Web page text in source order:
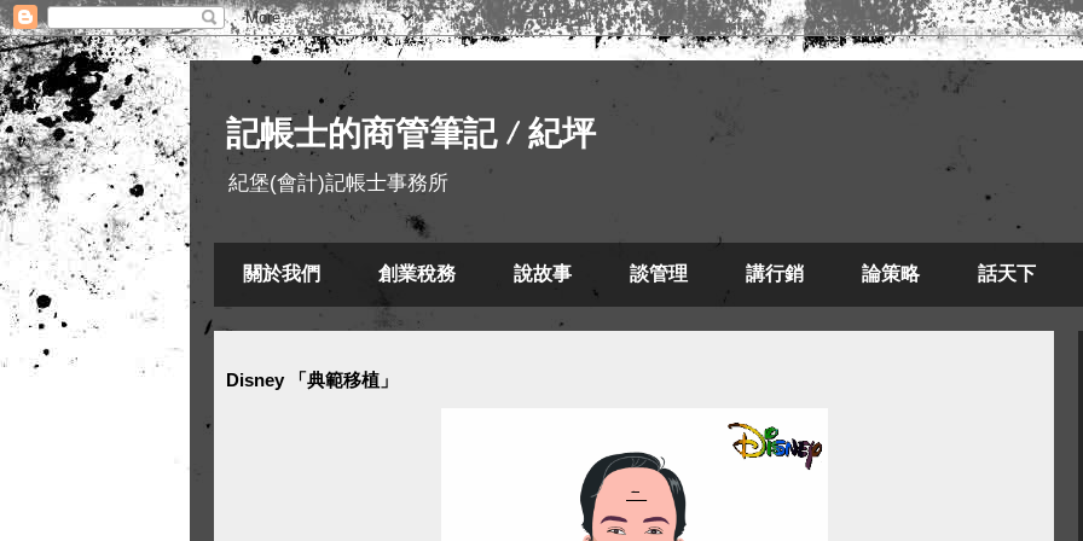
記帳士的商管筆記 / 紀坪
紀堡(會計)記帳士事務所
關於我們 創業稅務 說故事 談管理 講行銷 論策略 話天下
Disney 「典範移植」